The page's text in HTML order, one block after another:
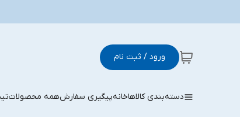
ورود / ثبت نام
دسته‌بندی کالاهاخانهپیگیری سفارشهمه محصولات